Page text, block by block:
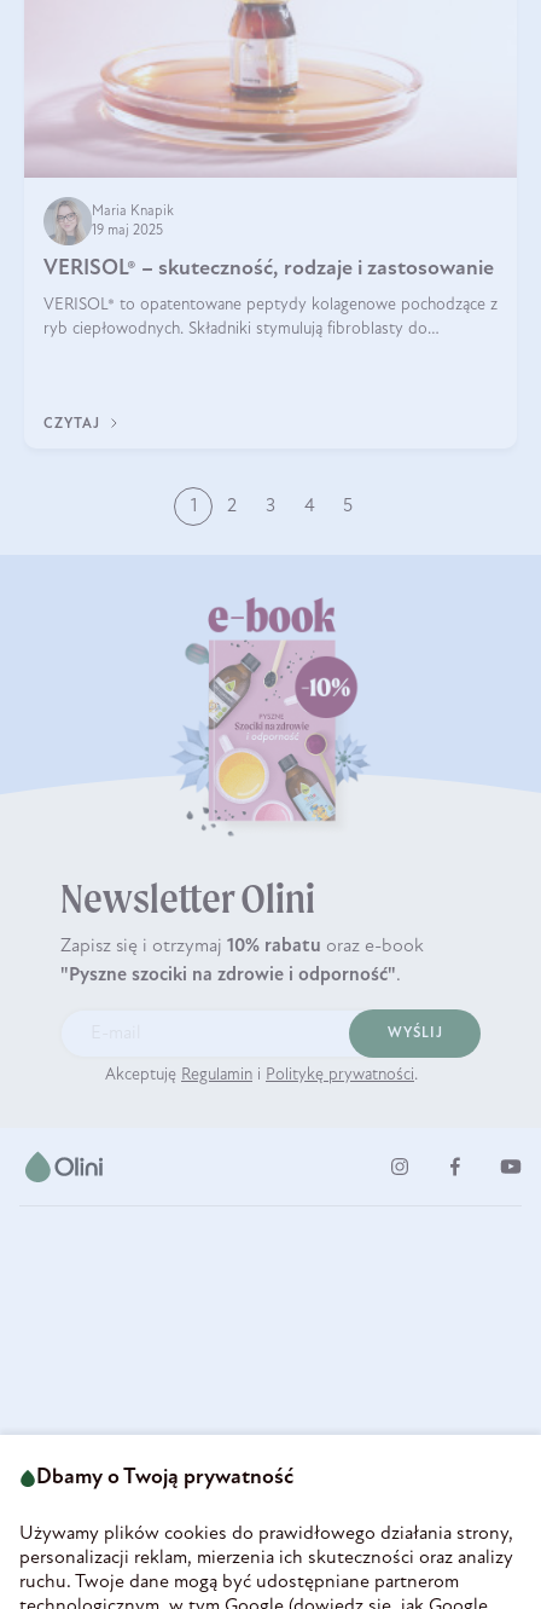
Maria Knapik
19 maj 2025
VERISOL® – skuteczność, rodzaje i zastosowanie
VERISOL® to opatentowane peptydy kolagenowe pochodzące z
ryb ciepłowodnych. Składniki stymulują fibroblasty do
CZYTAJ
1 2 3 4 5
Newsletter Olini
Zapisz się i otrzymaj 10% rabatu oraz e-book
"Pyszne szociki na zdrowie i odporność".
WYŚLIJ
Akceptuję Regulamin i Politykę prywatności.
58-160 Świebodzice
REGON 890213034
INFORMACJE
Dbamy o Twoją prywatność
Używamy plików cookies do prawidłowego działania strony,
personalizacji reklam, mierzenia ich skuteczności oraz analizy
ruchu. Twoje dane mogą być udostępniane partnerom